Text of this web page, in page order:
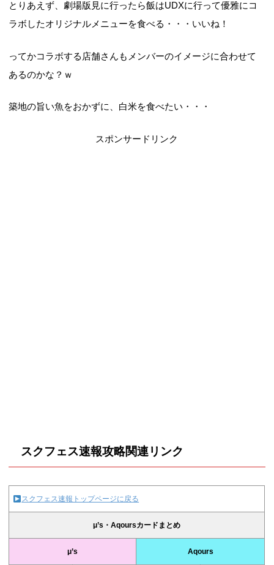
とりあえず、劇場版見に行ったら飯はUDXに行って優雅にコ
ラボしたオリジナルメニューを食べる・・・いいね！
ってかコラボする店舗さんもメンバーのイメージに合わせて
あるのかな？ｗ
築地の旨い魚をおかずに、白米を食べたい・・・
スポンサードリンク
スクフェス速報攻略関連リンク
スクフェス速報トップページに戻る
μ’s・Aqoursカードまとめ
μ’s Aqours